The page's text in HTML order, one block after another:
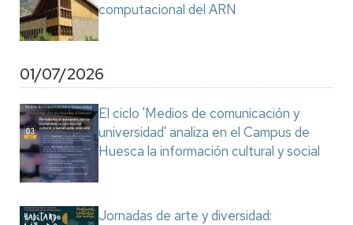
computacional del ARN
01/07/2026
El ciclo 'Medios de comunicación y
universidad' analiza en el Campus de
Huesca la información cultural y social
Jornadas de arte y diversidad: